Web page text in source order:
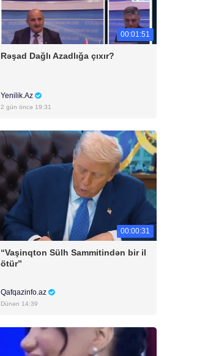
00:01:51
Rəşad Dağlı Azadlığa çıxır?
Yenilik.Az
2 gün öncə 19:31
00:00:31
“Vaşinqton Sülh Sammitindən bir il
ötür”
Qafqazinfo.az
Dünən 14:39